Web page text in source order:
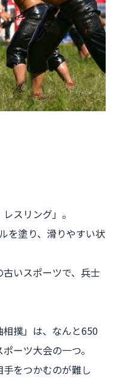
スリング」。
を塗り、滑りやすい状
いスポーツで、兵士
撲」は、なんと650
ーツ大会の一つ。
をつかむのが難し